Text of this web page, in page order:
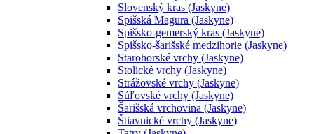
Slovenský kras (Jaskyne)
Spišská Magura (Jaskyne)
Spišsko-gemerský kras (Jaskyne)
Spišsko-šarišské medzihorie (Jaskyne)
Starohorské vrchy (Jaskyne)
Stolické vrchy (Jaskyne)
Strážovské vrchy (Jaskyne)
Súľovské vrchy (Jaskyne)
Šarišská vrchovina (Jaskyne)
Štiavnické vrchy (Jaskyne)